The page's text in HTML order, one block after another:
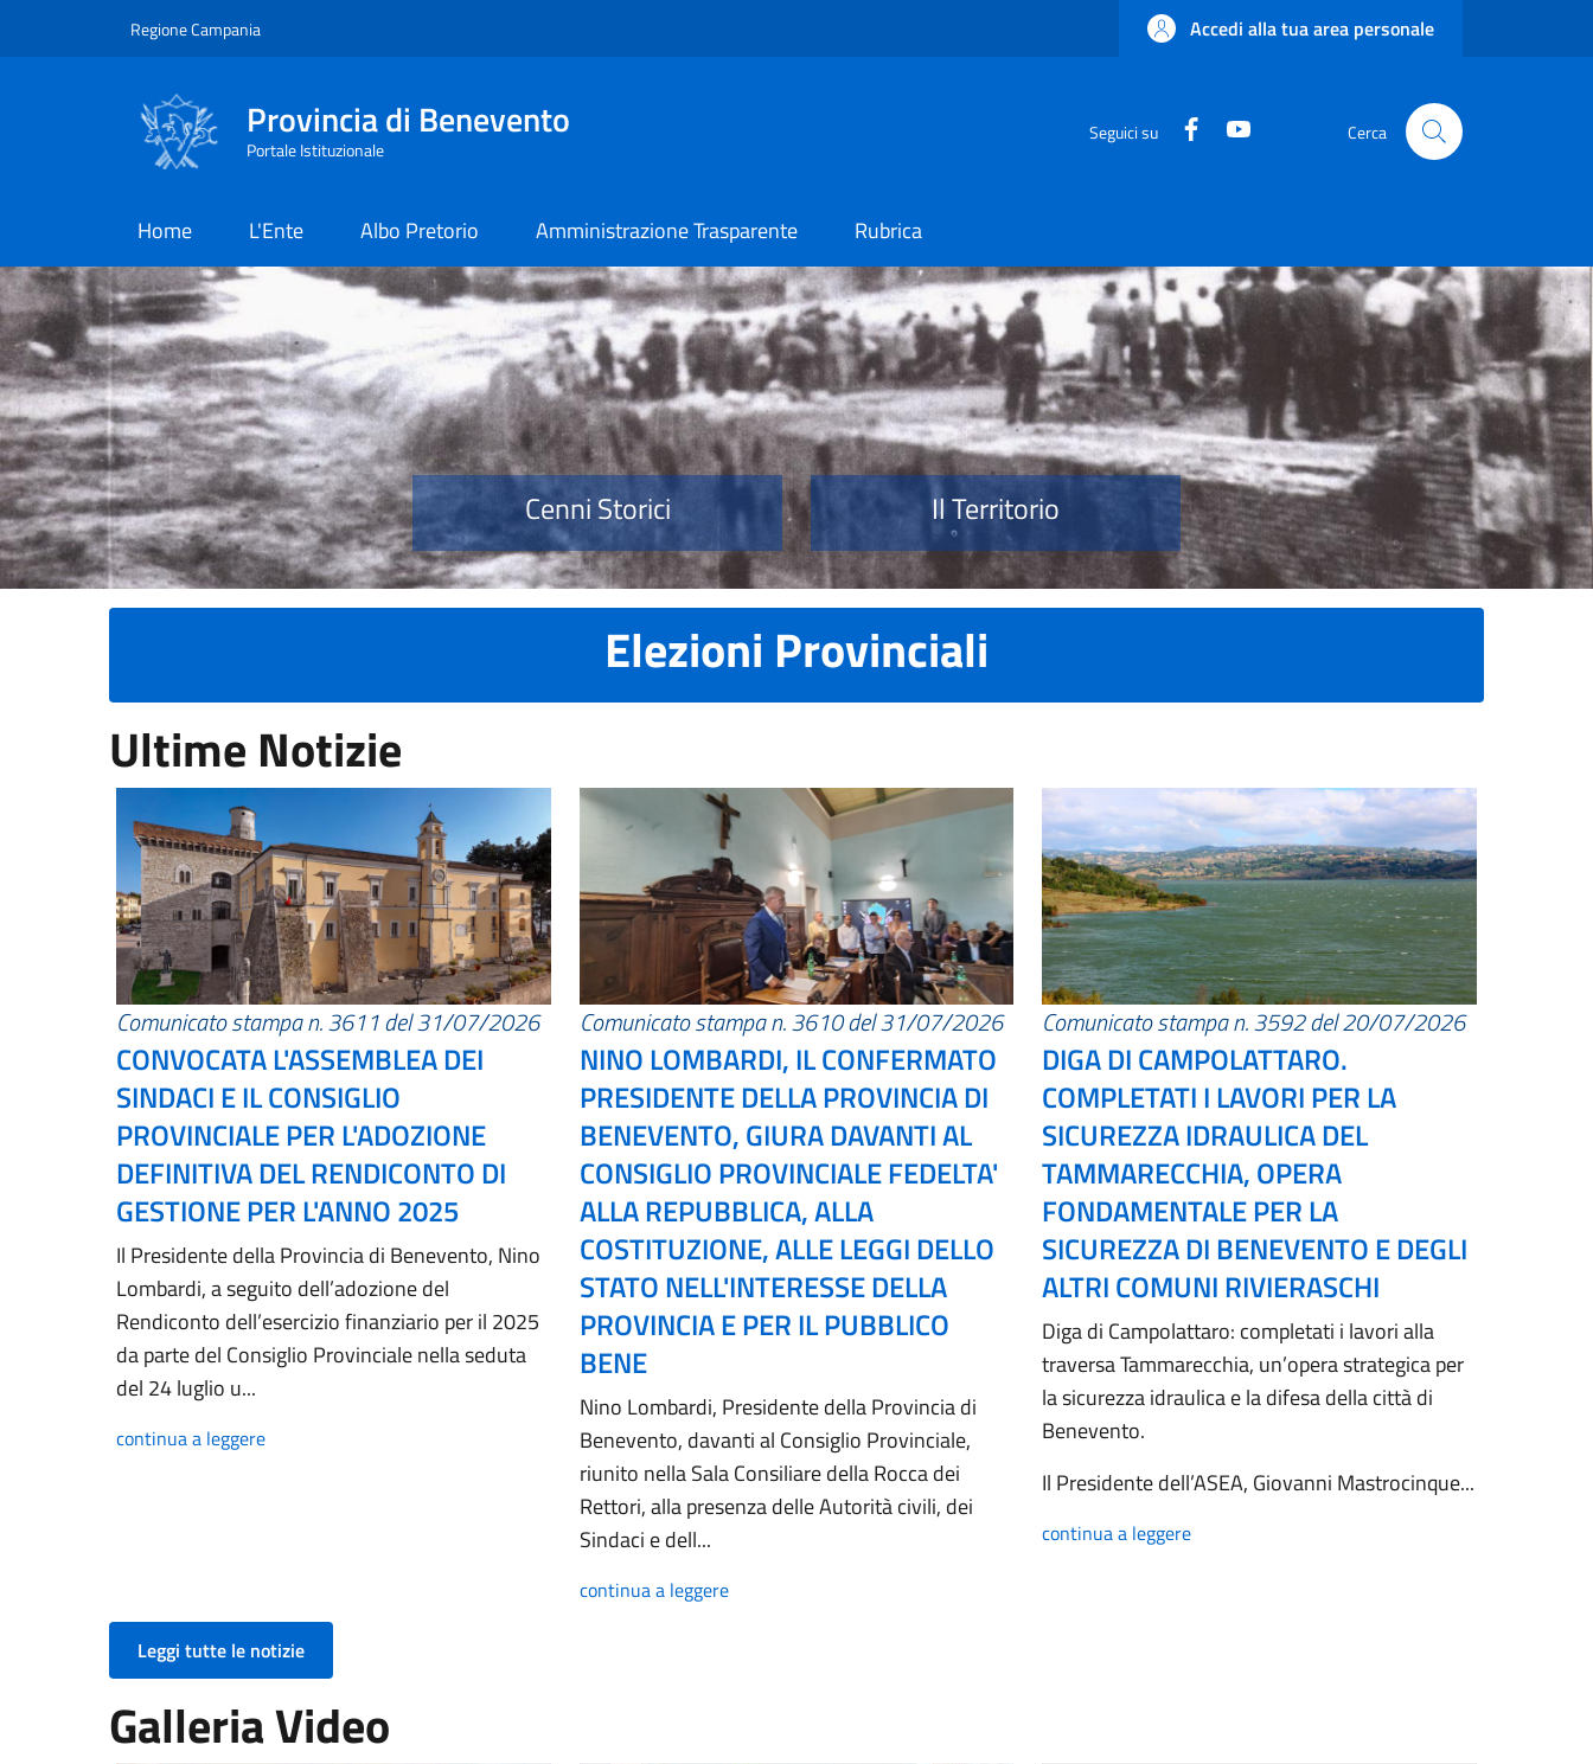
Regione Campania Accedi alla tua area personale
Provincia di Benevento
Portale Istituzionale
Seguici su Facebook Cerca
Home L'Ente Albo Pretorio Amministrazione Trasparente Rubrica
Provincia di Benevento
Cenni Storici Il Territorio
Elezioni Provinciali
Ultime Notizie
Comunicato stampa n. 3611 del 31/07/2026
CONVOCATA L'ASSEMBLEA DEI
SINDACI E IL CONSIGLIO
PROVINCIALE PER L'ADOZIONE
DEFINITIVA DEL RENDICONTO DI
GESTIONE PER L'ANNO 2025
Il Presidente della Provincia di Benevento, Nino
Lombardi, a seguito dell’adozione del
Rendiconto dell’esercizio finanziario per il 2025
da parte del Consiglio Provinciale nella seduta
del 24 luglio u...
continua a leggere
Comunicato stampa n. 3610 del 31/07/2026
NINO LOMBARDI, IL CONFERMATO
PRESIDENTE DELLA PROVINCIA DI
BENEVENTO, GIURA DAVANTI AL
CONSIGLIO PROVINCIALE FEDELTA'
ALLA REPUBBLICA, ALLA
COSTITUZIONE, ALLE LEGGI DELLO
STATO NELL'INTERESSE DELLA
PROVINCIA E PER IL PUBBLICO
BENE
Nino Lombardi, Presidente della Provincia di
Benevento, davanti al Consiglio Provinciale,
riunito nella Sala Consiliare della Rocca dei
Rettori, alla presenza delle Autorità civili, dei
Sindaci e dell...
continua a leggere
Comunicato stampa n. 3592 del 20/07/2026
DIGA DI CAMPOLATTARO.
COMPLETATI I LAVORI PER LA
SICUREZZA IDRAULICA DEL
TAMMARECCHIA, OPERA
FONDAMENTALE PER LA
SICUREZZA DI BENEVENTO E DEGLI
ALTRI COMUNI RIVIERASCHI
Diga di Campolattaro: completati i lavori alla
traversa Tammarecchia, un’opera strategica per
la sicurezza idraulica e la difesa della città di
Benevento.
Il Presidente dell’ASEA, Giovanni Mastrocinque...
continua a leggere
Leggi tutte le notizie
Galleria Video